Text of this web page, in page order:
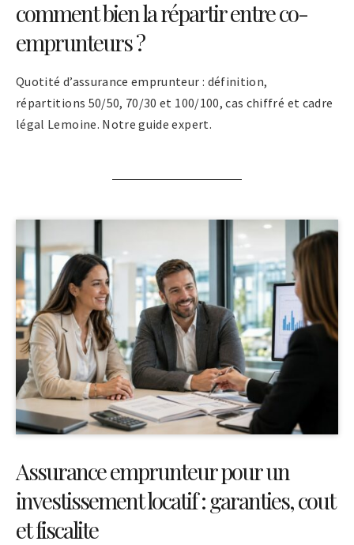
comment bien la répartir entre co-
emprunteurs ?
Quotité d’assurance emprunteur : définition,
répartitions 50/50, 70/30 et 100/100, cas chiffré et cadre
légal Lemoine. Notre guide expert.
Assurance emprunteur pour un
investissement locatif : garanties, cout
et fiscalite